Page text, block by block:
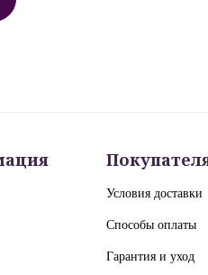
Условия доставки
Способы оплаты
Гарантия и уход